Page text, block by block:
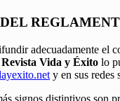
adecuadamente el
Revista Vida y Éxito lo
y en sus redes
signos distintivos son